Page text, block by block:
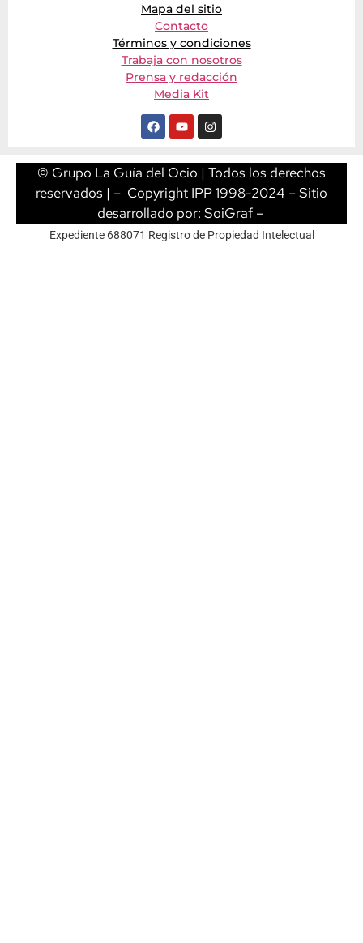
Mapa del sitio
Contacto
Términos y condiciones
Trabaja con nosotros
Prensa y redacción
Media Kit
© Grupo La Guía del Ocio | Todos los derechos
reservados | – Copyright IPP 1998-2024 – Sitio
desarrollado por: SoiGraf–
Expediente 688071 Registro de Propiedad Intelectual